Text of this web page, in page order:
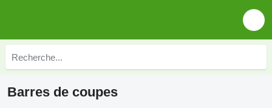
Barres de coupes